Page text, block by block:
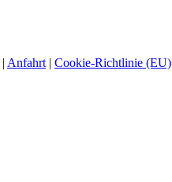
| Anfahrt | Cookie-Richtlinie (EU)